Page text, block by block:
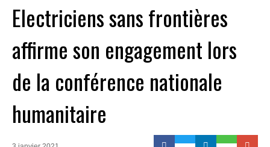
Electriciens sans frontières
affirme son engagement lors
de la conférence nationale
humanitaire